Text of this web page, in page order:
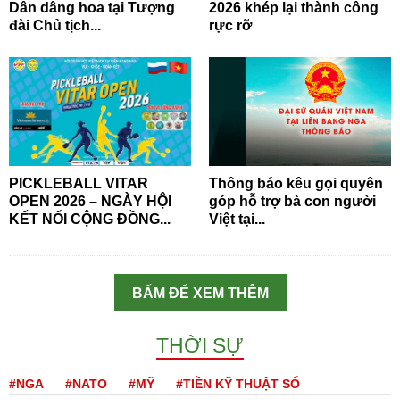
Dân dâng hoa tại Tượng
đài Chủ tịch...
2026 khép lại thành công
rực rỡ
PICKLEBALL VITAR
OPEN 2026 – NGÀY HỘI
KẾT NỐI CỘNG ĐỒNG...
Thông báo kêu gọi quyên
góp hỗ trợ bà con người
Việt tại...
BẤM ĐỂ XEM THÊM
THỜI SỰ
#NGA #NATO #MỸ #TIỀN KỸ THUẬT SỐ